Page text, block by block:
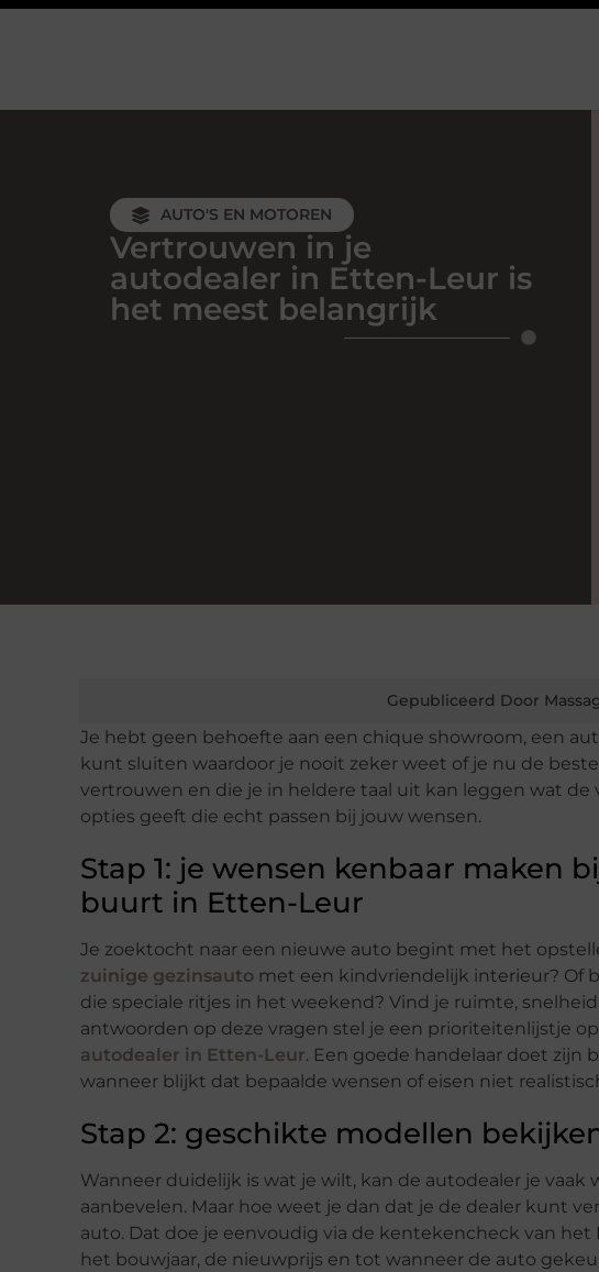
AUTO'S EN MOTOREN
Vertrouwen in je
autodealer in Etten-Leur is
het meest belangrijk
Gepubliceerd Door
Je hebt geen behoefte aan een chique showroom, een
kunt sluiten waardoor je nooit zeker weet of je nu de
vertrouwen en die je in heldere taal uit kan leggen wat de
opties geeft die echt passen bij jouw wensen.
Stap 1: je wensen kenbaar maken
buurt in Etten-Leur
Je zoektocht naar een nieuwe auto begint met het
zuinige gezinsauto met een kindvriendelijk interieur? Of
die speciale ritjes in het weekend? Vind je ruimte,
antwoorden op deze vragen stel je een prioriteitenlijstje
autodealer in Etten-Leur. Een goede handelaar doet zijn
wanneer blijkt dat bepaalde wensen of eisen niet
Stap 2: geschikte modellen
Wanneer duidelijk is wat je wilt, kan de autodealer je
aanbevelen. Maar hoe weet je dan dat je de dealer kunt
auto. Dat doe je eenvoudig via de kentekencheck van het
het bouwjaar, de nieuwprijs en tot wanneer de auto